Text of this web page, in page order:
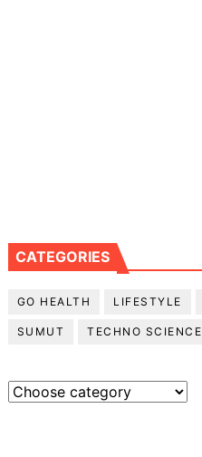
CATEGORIES
GO HEALTH LIFESTYLE
SUMUT TECHNO SCIENCE